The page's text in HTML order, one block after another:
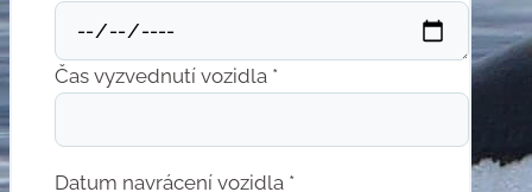
Čas vyzvednutí vozidla *
Datum navrácení vozidla *